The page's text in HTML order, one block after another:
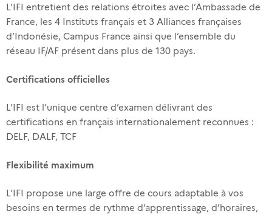
L’IFI entretient des relations étroites avec l’Ambassade de
France, les 4 Instituts français et 3 Alliances françaises
d’Indonésie, Campus France ainsi que l’ensemble du
réseau IF/AF présent dans plus de 130 pays.
Certifications officielles
L’IFI est l’unique centre d’examen délivrant des
certifications en français internationalement reconnues :
DELF, DALF, TCF
Flexibilité maximum
L’IFI propose une large offre de cours adaptable à vos
besoins en termes de rythme d’apprentissage, d’horaires,